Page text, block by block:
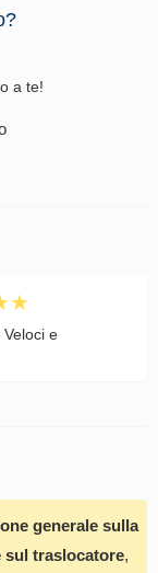
a te!
e
generale sulla
sul traslocatore,